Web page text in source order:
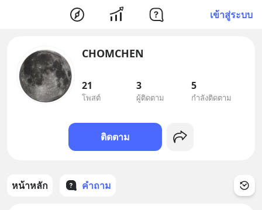
เข้าสู่ระบบ
CHOMCHEN
21
โพสต์
3
ผู้ติดตาม
5
กำลังติดตาม
ติดตาม
หน้าหลัก คำถาม